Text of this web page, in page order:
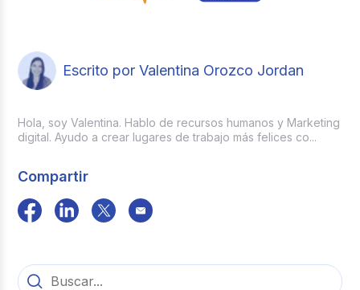
Escrito por Valentina Orozco Jordan
Hola, soy Valentina. Hablo de recursos humanos y Marketing
digital. Ayudo a crear lugares de trabajo más felices co...
Compartir